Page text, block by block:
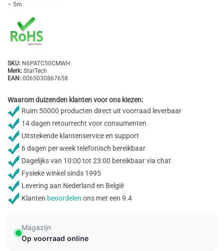
– 5m
SKU: N6PATC50CMWH
Merk: StarTech
EAN: 0065030867658
Waarom duizenden klanten voor ons kiezen:
Ruim 50000 producten direct uit voorraad leverbaar
14 dagen retourrecht voor consumenten
Uitstekende klantenservice en support
6 dagen per week telefonisch bereikbaar
Dagelijks van 10:00 tot 23:00 bereikbaar via chat
Fysieke winkel sinds 1995
Levering aan Nederland en België
Klanten beoordelen ons met een 9.4
Magazijn
Op voorraad online